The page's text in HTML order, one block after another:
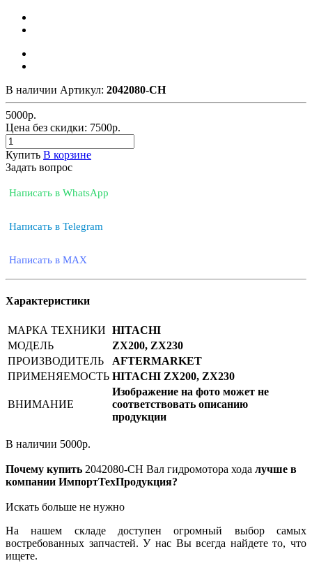
В наличии Артикул: 2042080-CH
5000р.
Цена без скидки: 7500р.
Купить В корзине
Задать вопрос
Написать в WhatsApp
Написать в Telegram
Написать в MAX
Характеристики
МАРКА ТЕХНИКИ HITACHI
МОДЕЛЬ
ZX200, ZX230
ПРОИЗВОДИТЕЛЬ
AFTERMARKET
ПРИМЕНЯЕМОСТЬ HITACHI ZX200, ZX230
ВНИМАНИЕ
Изображение на фото может не
соответствовать описанию
продукции
В наличии 5000р.
Почему купить 2042080-CH Вал гидромотора хода лучше в
компании ИмпортТехПродукция?
Искать больше не нужно
На нашем складе доступен огромный выбор самых
востребованных запчастей. У нас Вы всегда найдете то, что
ищете.